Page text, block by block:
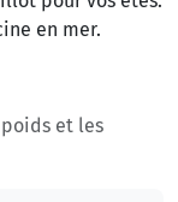
en mer.
et les